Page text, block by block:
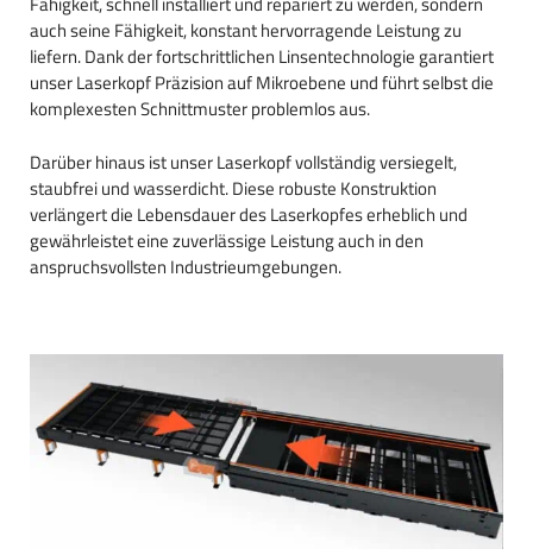
auch seine Fähigkeit, konstant hervorragende Leistung zu
liefern. Dank der fortschrittlichen Linsentechnologie garantiert
unser Laserkopf Präzision auf Mikroebene und führt selbst die
komplexesten Schnittmuster problemlos aus.
Darüber hinaus ist unser Laserkopf vollständig versiegelt,
staubfrei und wasserdicht. Diese robuste Konstruktion
verlängert die Lebensdauer des Laserkopfes erheblich und
gewährleistet eine zuverlässige Leistung auch in den
anspruchsvollsten Industrieumgebungen.